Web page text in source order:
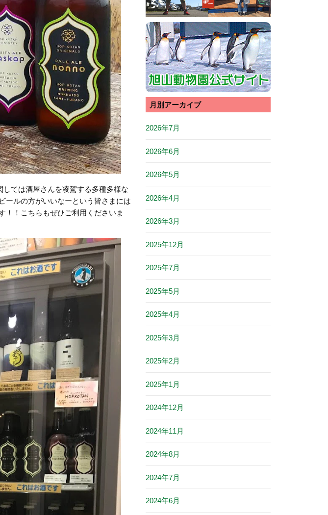
ては酒屋さんを凌駕する多種多様な
ールの方がいいなーという皆さまには
！！こちらもぜひご利用くださいま
月別アーカイブ
2026年7月
2026年6月
2026年5月
2026年4月
2026年3月
2025年12月
2025年7月
2025年5月
2025年4月
2025年3月
2025年2月
2025年1月
2024年12月
2024年11月
2024年8月
2024年7月
2024年6月